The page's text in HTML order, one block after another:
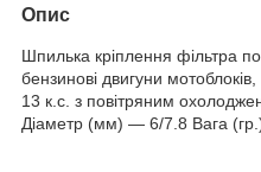
Опис
Шпилька кріплення фільтра
бензинові двигуни
13 к.с. з повітряним
Діаметр (мм) — 6/7.8 Вага